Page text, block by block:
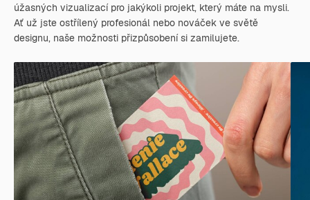
úžasných vizualizací pro jakýkoli projekt, který máte na mysli.
Ať už jste ostřílený profesionál nebo nováček ve světě
designu, naše možnosti přizpůsobení si zamilujete.